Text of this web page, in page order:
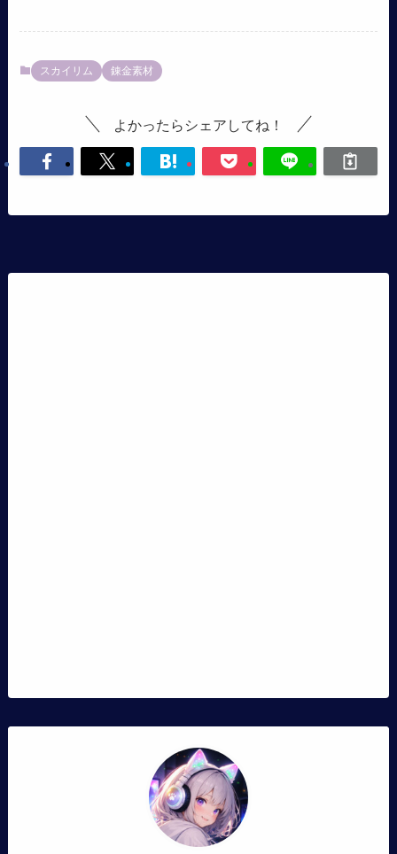
スカイリム 錬金素材
よかったらシェアしてね！